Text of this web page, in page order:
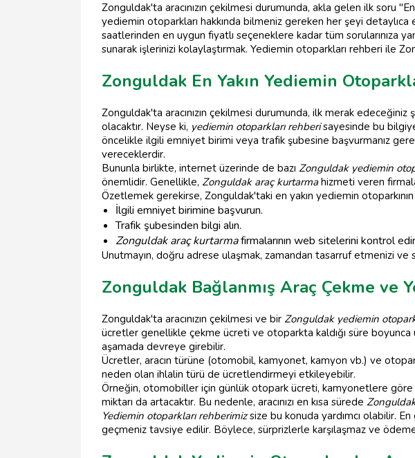
Zonguldak'ta aracınızın çekilmesi durumunda, akla gelen ilk soru
yediemin otoparkları hakkında bilmeniz gereken her şeyi
saatlerinden en uygun fiyatlı seçeneklere kadar tüm sorularınıza
sunarak işlerinizi kolaylaştırmak. Yediemin otoparkları rehberi ile
Zonguldak En Yakın Yediemin
Zonguldak'ta aracınızın çekilmesi durumunda, ilk merak
olacaktır. Neyse ki, yediemin otoparkları rehberisayesinde bu
öncelikle ilgili emniyet birimi veya trafik şubesine başvurmanız
vereceklerdir.
Bununla birlikte, internet üzerinde de bazı Zonguldak yediemin
önemlidir. Genellikle, Zonguldak araç kurtarmahizmeti veren
Özetlemek gerekirse, Zonguldak'taki en yakın yediemin
İlgili emniyet birimine başvurun.
Trafik şubesinden bilgi alın.
Zonguldak araç kurtarmafirmalarının web sitelerini kontrol
Unutmayın, doğru adrese ulaşmak, zamandan tasarruf etmenizi ve
Zonguldak Bağlanmış Araç Çekme ve
Zonguldak'ta aracınızın çekilmesi ve bir Zonguldak yediemin
ücretler genellikle çekme ücreti ve otoparkta kaldığı süre
aşamada devreye girebilir.
Ücretler, aracın türüne (otomobil, kamyonet, kamyon vb.) ve
neden olan ihlalin türü de ücretlendirmeyi etkileyebilir.
Örneğin, otomobiller için günlük otopark ücreti, kamyonetlere
miktarı da artacaktır. Bu nedenle, aracınızı en kısa sürede
Yediemin otoparkları rehberimizsize bu konuda yardımcı olabilir.
geçmeniz tavsiye edilir. Böylece, sürprizlerle karşılaşmaz ve ödeme